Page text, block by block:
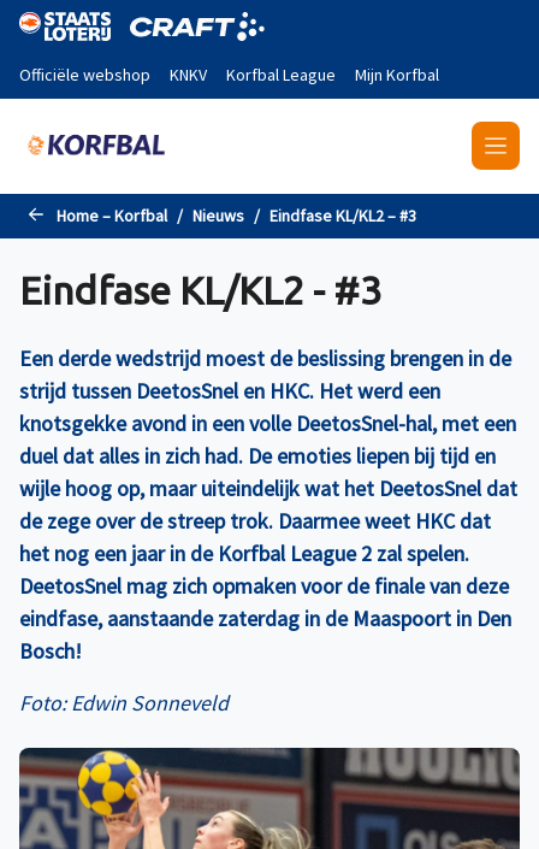
Naar de hoofdinhoud gaan
Officiële webshop KNKV Korfbal League Mijn Korfbal
Home – Korfbal Nieuws Eindfase KL/KL2 – #3
Eindfase KL/KL2 - #3
Een derde wedstrijd moest de beslissing brengen in de
strijd tussen DeetosSnel en HKC. Het werd een
knotsgekke avond in een volle DeetosSnel-hal, met een
duel dat alles in zich had. De emoties liepen bij tijd en
wijle hoog op, maar uiteindelijk wat het DeetosSnel dat
de zege over de streep trok. Daarmee weet HKC dat
het nog een jaar in de Korfbal League 2 zal spelen.
DeetosSnel mag zich opmaken voor de finale van deze
eindfase, aanstaande zaterdag in de Maaspoort in Den
Bosch!
Foto: Edwin Sonneveld